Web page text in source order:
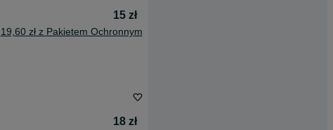
15 zł
19,60 zł z Pakietem Ochronnym
18 zł